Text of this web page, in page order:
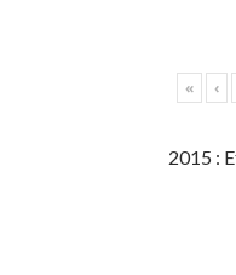
« ‹
2015 :